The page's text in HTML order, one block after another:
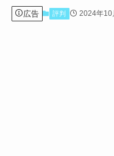
広告 評判 2024年10